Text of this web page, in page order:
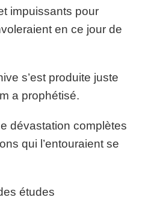
impuissants pour
en ce jour de
s’est produite juste
a prophétisé.
dévastation complètes
qui l’entouraient se
études